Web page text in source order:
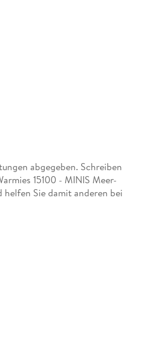
abgegeben. Schreiben
15100 - MINIS Meer-
Sie damit anderen bei